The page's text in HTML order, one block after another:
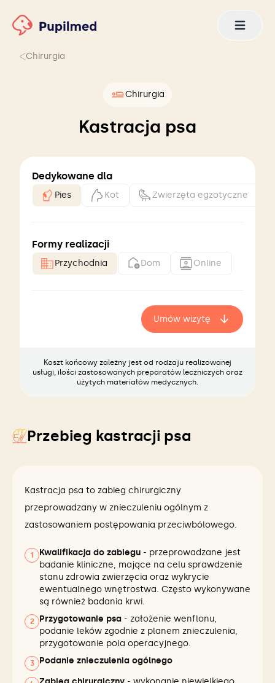
Chirurgia
Chirurgia
Kastracja psa
Dedykowane dla
Pies Kot Zwierzęta egzotyczne
Formy realizacji
Przychodnia Dom Online
Umów wizytę
Koszt końcowy zależny jest od rodzaju realizowanej
usługi, ilości zastosowanych preparatów leczniczych oraz
użytych materiałów medycznych.
Przebieg kastracji psa
Kastracja psa to zabieg chirurgiczny
przeprowadzany w znieczuleniu ogólnym z
zastosowaniem postępowania przeciwbólowego.
1 Kwalifikacja do zabiegu - przeprowadzane jest
badanie kliniczne, mające na celu sprawdzenie
stanu zdrowia zwierzęcia oraz wykrycie
ewentualnego wnętrostwa. Często wykonywane
są również badania krwi.
2 Przygotowanie psa - założenie wenflonu,
podanie leków zgodnie z planem znieczulenia,
przygotowanie pola operacyjnego.
3 Podanie znieczulenia ogólnego